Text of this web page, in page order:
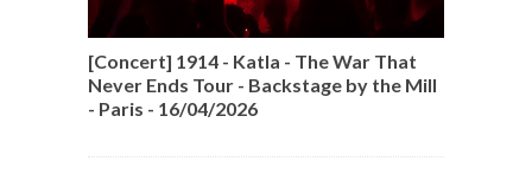
[Concert] 1914 - Katla - The War That
Never Ends Tour - Backstage by the Mill
- Paris - 16/04/2026